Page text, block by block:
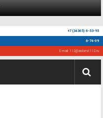
+7 (34365) 6-53-95
6-74-09
E-mail: 112@asbest112.ru